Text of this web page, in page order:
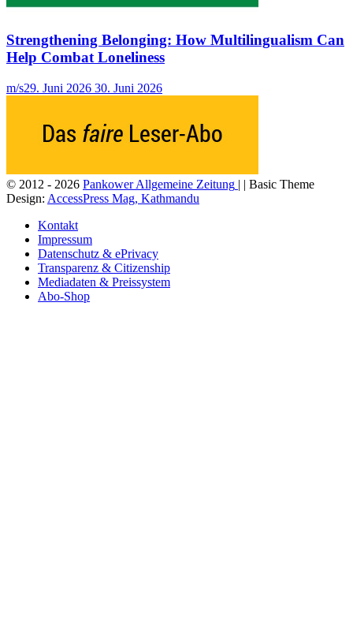
Strengthening Belonging: How Multilingualism Can
Help Combat Loneliness
m/s29. Juni 2026 30. Juni 2026
© 2012 - 2026 Pankower Allgemeine Zeitung | | Basic Theme
Design: AccessPress Mag, Kathmandu
Kontakt
Impressum
Datenschutz & ePrivacy
Transparenz & Citizenship
Mediadaten & Preissystem
Abo-Shop